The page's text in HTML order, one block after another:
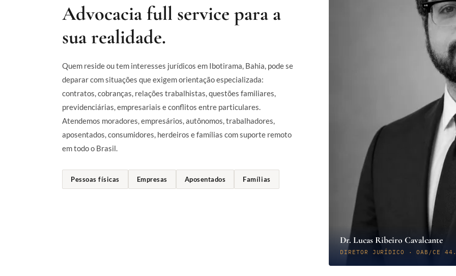
Advocacia full service para a
sua realidade.
Quem reside ou tem interesses jurídicos em Ibotirama, Bahia, pode se
deparar com situações que exigem orientação especializada:
contratos, cobranças, relações trabalhistas, questões familiares,
previdenciárias, empresariais e conflitos entre particulares.
Atendemos moradores, empresários, autônomos, trabalhadores,
aposentados, consumidores, herdeiros e famílias com suporte remoto
em todo o Brasil.
Pessoas físicas Empresas Aposentados Famílias
Dr. Lucas Ribeiro Cavalcante
DIRETOR JURÍDICO · OAB/CE